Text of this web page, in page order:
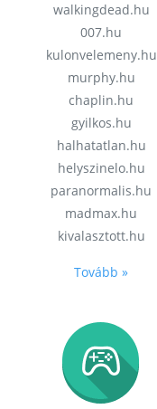
walkingdead.hu
007.hu
kulonvelemeny.hu
murphy.hu
chaplin.hu
gyilkos.hu
halhatatlan.hu
helyszinelo.hu
paranormalis.hu
madmax.hu
kivalasztott.hu
Tovább »